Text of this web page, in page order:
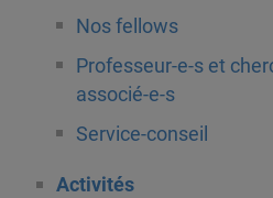
Nos fellows
Professeur-e-s et
associé-e-s
Service-conseil
Activités